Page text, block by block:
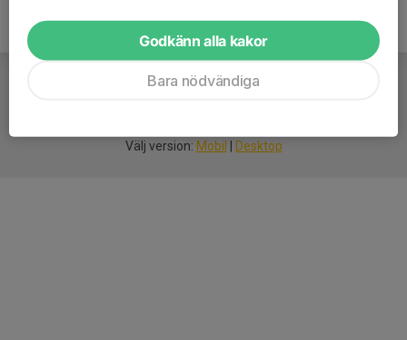
Välj version: Mobil Desktop
Godkänn alla kakor
Bara nödvändiga